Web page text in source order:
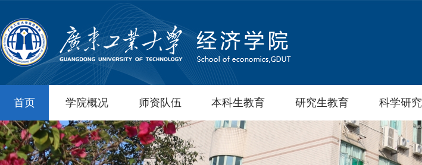
首页 学院概况 师资队伍 本科生教育 研究生教育 科学研究